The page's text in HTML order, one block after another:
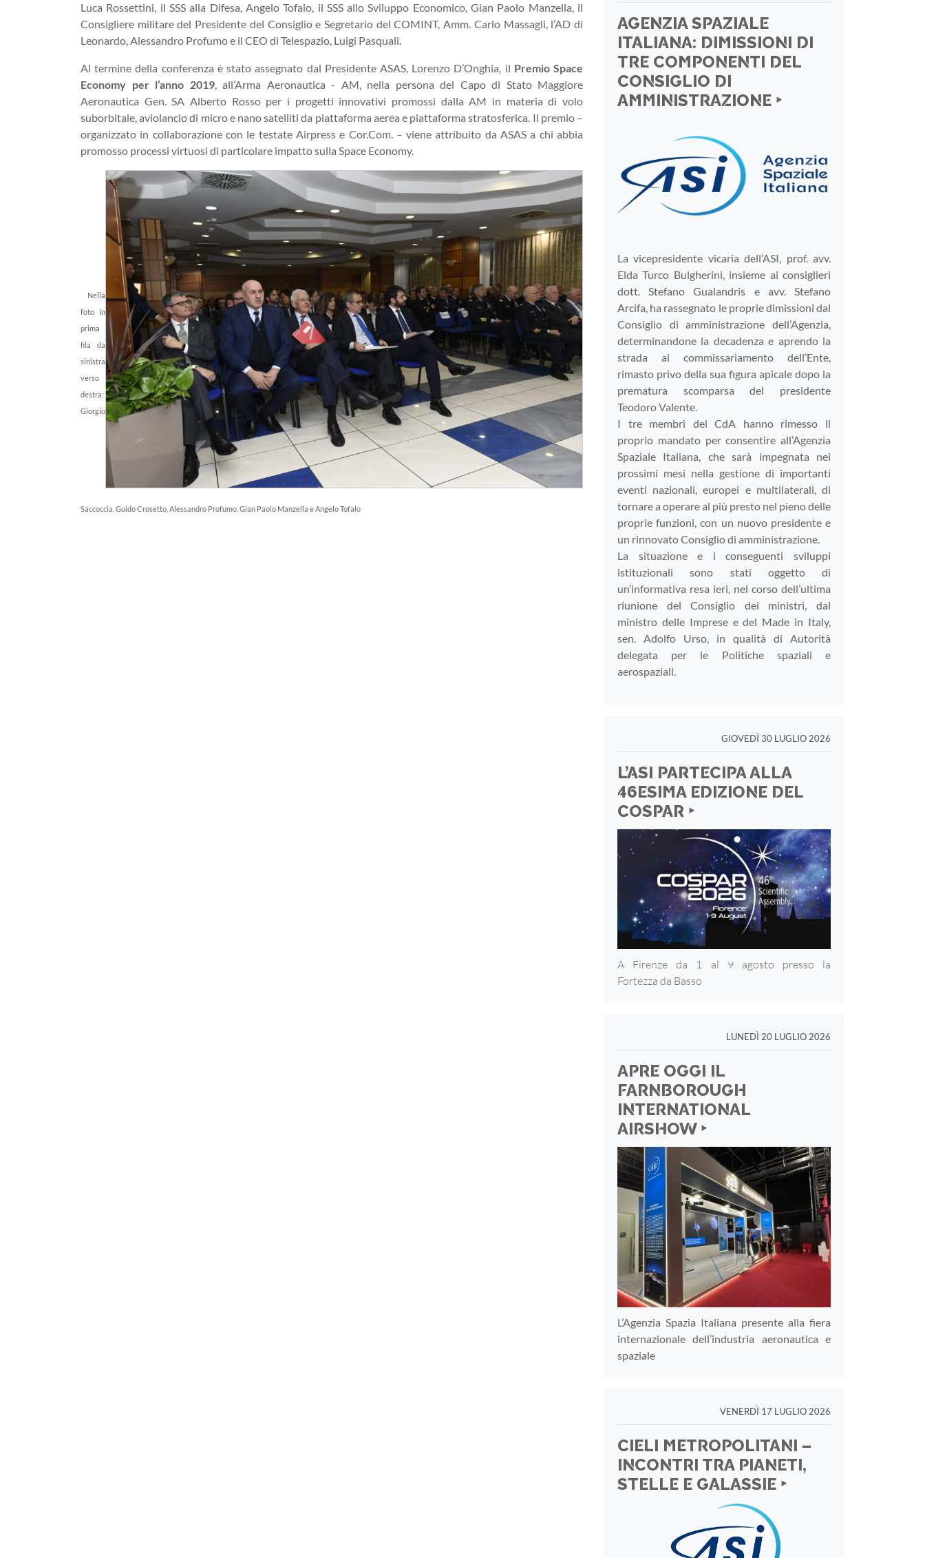
Luca Rossettini, il SSS alla Difesa, Angelo Tofalo, il SSS allo Sviluppo Economico, Gian Paolo Manzella, il
Consigliere militare del Presidente del Consiglio e Segretario del COMINT, Amm. Carlo Massagli, l’AD di
Leonardo, Alessandro Profumo e il CEO di Telespazio, Luigi Pasquali.
Al termine della conferenza è stato assegnato dal Presidente ASAS, Lorenzo D’Onghia, il Premio Space
Economy per l’anno 2019, all’Arma Aeronautica - AM, nella persona del Capo di Stato Maggiore
Aeronautica Gen. SA Alberto Rosso per i progetti innovativi promossi dalla AM in materia di volo
suborbitale, aviolancio di micro e nano satelliti da piattaforma aerea e piattaforma stratosferica. Il premio –
organizzato in collaborazione con le testate Airpress e Cor.Com. – viene attribuito da ASAS a chi abbia
promosso processi virtuosi di particolare impatto sulla Space Economy.
Nella
foto in
prima
fila da
sinistra
verso
destra:
Giorgio
Saccoccia, Guido Crosetto, Alessandro Profumo, Gian Paolo Manzella e Angelo Tofalo
AGENZIA SPAZIALE
ITALIANA: DIMISSIONI DI
TRE COMPONENTI DEL
CONSIGLIO DI
AMMINISTRAZIONE ‣
La vicepresidente vicaria dell’ASI, prof. avv.
Elda Turco Bulgherini, insieme ai consiglieri
dott. Stefano Gualandris e avv. Stefano
Arcifa, ha rassegnato le proprie dimissioni dal
Consiglio di amministrazione dell’Agenzia,
determinandone la decadenza e aprendo la
strada al commissariamento dell’Ente,
rimasto privo della sua figura apicale dopo la
prematura scomparsa del presidente
Teodoro Valente.
I tre membri del CdA hanno rimesso il
proprio mandato per consentire all’Agenzia
Spaziale Italiana, che sarà impegnata nei
prossimi mesi nella gestione di importanti
eventi nazionali, europei e multilaterali, di
tornare a operare al più presto nel pieno delle
proprie funzioni, con un nuovo presidente e
un rinnovato Consiglio di amministrazione.
La situazione e i conseguenti sviluppi
istituzionali sono stati oggetto di
un’informativa resa ieri, nel corso dell’ultima
riunione del Consiglio dei ministri, dal
ministro delle Imprese e del Made in Italy,
sen. Adolfo Urso, in qualità di Autorità
delegata per le Politiche spaziali e
aerospaziali.
GIOVEDÌ 30 LUGLIO 2026
L’ASI PARTECIPA ALLA
46ESIMA EDIZIONE DEL
COSPAR ‣
A Firenze da 1 al 9 agosto presso la
Fortezza da Basso
LUNEDÌ 20 LUGLIO 2026
APRE OGGI IL
FARNBOROUGH
INTERNATIONAL
AIRSHOW ‣
L’Agenzia Spazia Italiana presente alla fiera
internazionale dell’industria aeronautica e
spaziale
VENERDÌ 17 LUGLIO 2026
CIELI METROPOLITANI –
INCONTRI TRA PIANETI,
STELLE E GALASSIE ‣